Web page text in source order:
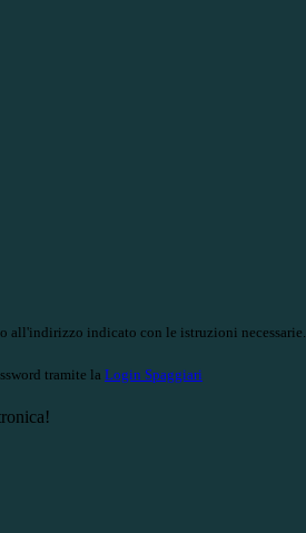
all'indirizzo indicato con le istruzioni necessarie.
tramite la Login Spaggiari